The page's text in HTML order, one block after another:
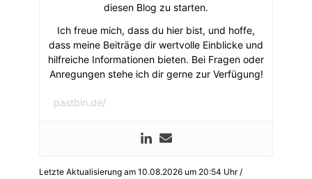
diesen Blog zu starten.
Ich freue mich, dass du hier bist, und hoffe,
dass meine Beiträge dir wertvolle Einblicke und
hilfreiche Informationen bieten. Bei Fragen oder
Anregungen stehe ich dir gerne zur Verfügung!
pastbin.de/
Letzte Aktualisierung am 10.08.2026 um 20:54 Uhr /